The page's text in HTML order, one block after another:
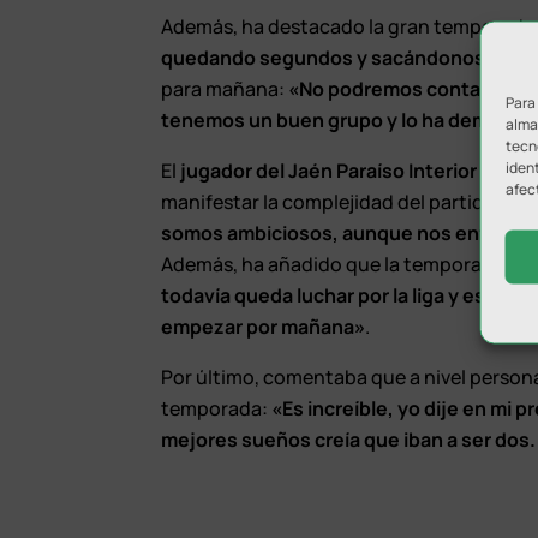
Además, ha destacado la gran
quedando segundos y sacándonos
para mañana: «No podremos contar con
tenemos un buen grupo y lo ha
El jugador del Jaén Paraíso Interior FS,
manifestar la complejidad del partido de
somos ambiciosos, aunque nos
Además, ha añadido que la temporada
todavía queda luchar por la liga y estar
empezar por mañana».
Por último, comentaba que a nivel
temporada: «Es increíble, yo dije en mi
mejores sueños creía que iban a ser